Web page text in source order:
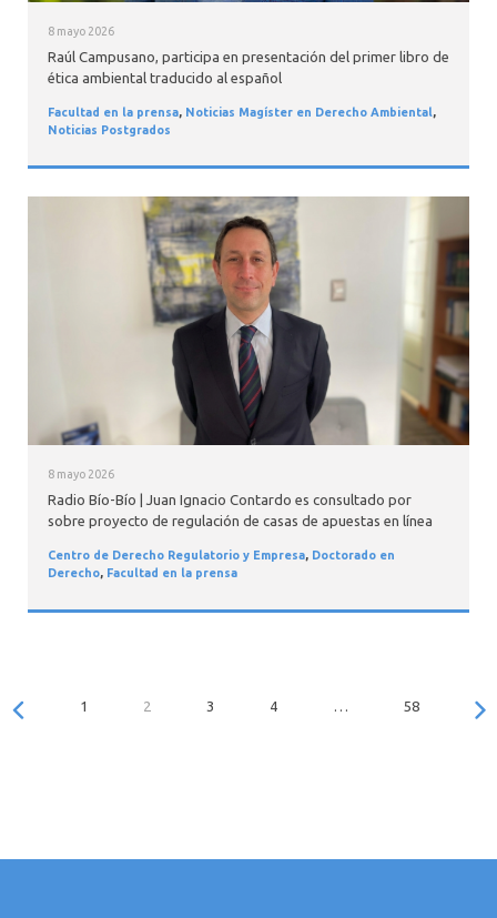
8 mayo 2026
Raúl Campusano, participa en presentación del primer libro de
ética ambiental traducido al español
Facultad en la prensa, Noticias Magíster en Derecho Ambiental,
Noticias Postgrados
8 mayo 2026
Radio Bío-Bío | Juan Ignacio Contardo es consultado por
sobre proyecto de regulación de casas de apuestas en línea
Centro de Derecho Regulatorio y Empresa, Doctorado en
Derecho, Facultad en la prensa
1 2 3 4 58